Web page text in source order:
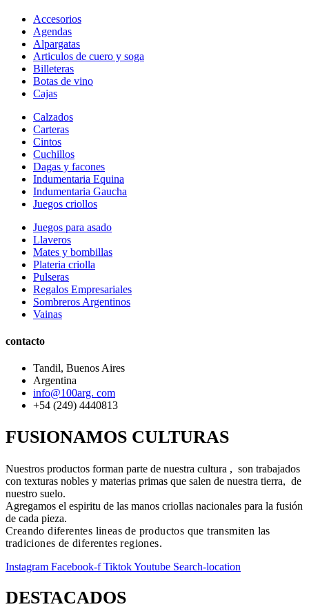
Accesorios
Agendas
Alpargatas
Articulos de cuero y soga
Billeteras
Botas de vino
Cajas
Calzados
Carteras
Cintos
Cuchillos
Dagas y facones
Indumentaria Equina
Indumentaria Gaucha
Juegos criollos
Juegos para asado
Llaveros
Mates y bombillas
Plateria criolla
Pulseras
Regalos Empresariales
Sombreros Argentinos
Vainas
contacto
Tandil, Buenos Aires
Argentina
info@100arg. com
+54 (249) 4440813
FUSIONAMOS CULTURAS
Nuestros productos forman parte de nuestra cultura , son trabajados
con texturas nobles y materias primas que salen de nuestra tierra, de
nuestro suelo.
Agregamos el espiritu de las manos criollas nacionales para la fusión
de cada pieza.
Creando diferentes lineas de productos que transmiten las
tradiciones de diferentes regiones.
Instagram Facebook-f TiktokYoutube Search-location
DESTACADOS